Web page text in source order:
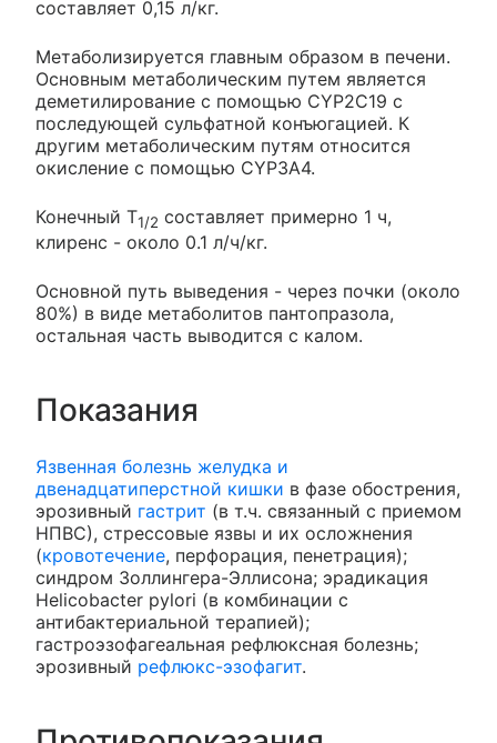
составляет 0,15 л/кг.
Метаболизируется главным образом в печени.
Основным метаболическим путем является
деметилирование с помощью CYP2C19 с
последующей сульфатной конъюгацией. К
другим метаболическим путям относится
окисление с помощью CYP3A4.
Конечный T1/2 составляет примерно 1 ч,
клиренс - около 0.1 л/ч/кг.
Основной путь выведения - через почки (около
80%) в виде метаболитов пантопразола,
остальная часть выводится с калом.
Показания
Язвенная болезнь желудка и
двенадцатиперстной кишки в фазе обострения,
эрозивный гастрит (в т.ч. связанный с приемом
НПВС), стрессовые язвы и их осложнения
(кровотечение, перфорация, пенетрация);
синдром Золлингера-Эллисона; эрадикация
Helicobacter pylori (в комбинации с
антибактериальной терапией);
гастроэзофагеальная рефлюксная болезнь;
эрозивный рефлюкс-эзофагит.